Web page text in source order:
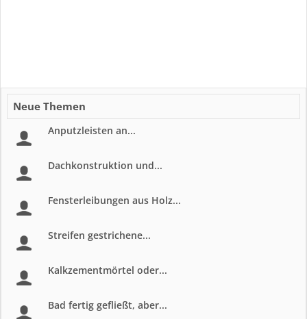
Neue Themen
Anputzleisten an...
Dachkonstruktion und...
Fensterleibungen aus Holz...
Streifen gestrichene...
Kalkzementmörtel oder...
Bad fertig gefließt, aber...